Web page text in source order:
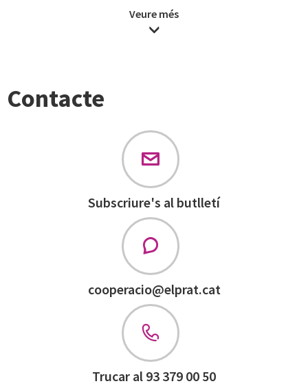
Veure més
Contacte
Subscriure's al butlletí
cooperacio@elprat.cat
Trucar al 93 379 00 50